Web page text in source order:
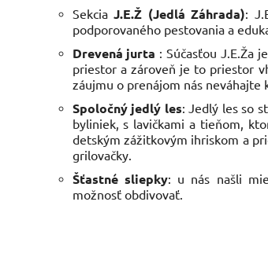
Sekcia J.E.Ž (Jedlá Záhrada):
podporovaného pestovania a
Drevená jurta : Súčasťou J.E.Ža
priestor a zároveň je to priestor
záujmu o prenájom nás neváhajte
Spoločný jedlý les: Jedlý les so
byliniek, s lavičkami a tieňom,
detským zážitkovým ihriskom a
grilovačky.
Šťastné sliepky: u nás našli
možnosť obdivovať.